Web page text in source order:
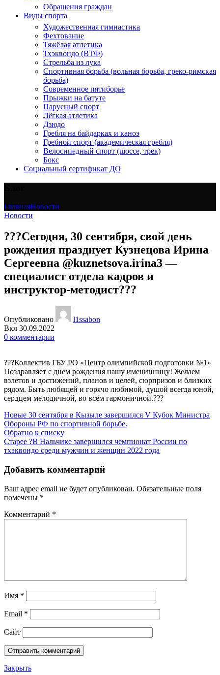
Обращения граждан
Виды спорта
Художественная гимнастика
Фехтование
Тяжёлая атлетика
Тхэквондо (ВТФ)
Стрельба из лука
Спортивная борьба (вольная борьба, греко-римская
борьба)
Современное пятиборье
Прыжки на батуте
Парусный спорт
Лёгкая атлетика
Дзюдо
Гребля на байдарках и каноэ
Гребной спорт (академическая гребля)
Велосипедный спорт (шоссе, трек)
Бокс
Социальный сертификат ДО
ГлавнаяНовости
Новости
???Сегодня, 30 сентября, свой день
рождения празднует Кузнецова Ирина
Сергеевна @kuznetsova.irina3 —
специалист отдела кадров и
инструктор-методист???
Опубликовано
l1ssabon
Вкл 30.09.2022
0 комментарии
???Коллектив ГБУ РО «Центр олимпийской подготовки №1»
Поздравляет с днем рождения нашу именинницу! Желаем
взлетов и достижений, планов и целей, сюрпризов и близких
рядом. Быть любящей и горячо любимой, душой всегда юной,
сердцем мелодичной, во всём гармоничной.???
Новые 30 сентября в Кызыле завершился V Кубок Министра
Обороны РФ по спортивной борьбе.
Обратно к списку
Старее ?В Нальчике​ завершился чемпионат России по
тхэквондо среди мужчин и женщин 2022 года
Добавить комментарий
Ваш адрес email не будет опубликован. Обязательные поля
помечены *
Комментарий *
Имя *
Email *
Сайт
Закрыть